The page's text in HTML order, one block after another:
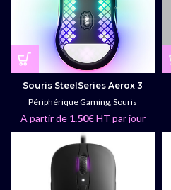
Souris SteelSeries Aerox 3
Périphérique Gaming, Souris
A partir de 1.50€HT par jour